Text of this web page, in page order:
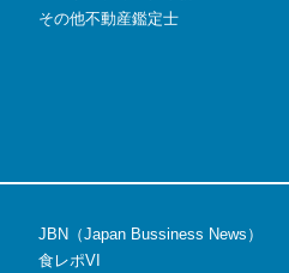
その他不動産鑑定士
JBN（Japan Bussiness News）
食レポVI